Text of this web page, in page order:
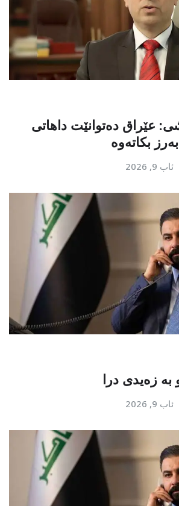
عێراق دەتوانێت داهاتی
ئاب 9, 2026
بە زەیدی درا
ئاب 9, 2026